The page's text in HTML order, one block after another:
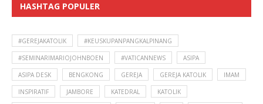
HASHTAG POPULER
#GEREJAKATOLIK #KEUSKUPANPANGKALPINANG
#SEMINARIMARIOJOHNBOEN #VATICANNEWS ASIPA
ASIPA DESK BENGKONG GEREJA GEREJA KATOLIK IMAM
INSPIRATIF JAMBORE KATEDRAL KATOLIK